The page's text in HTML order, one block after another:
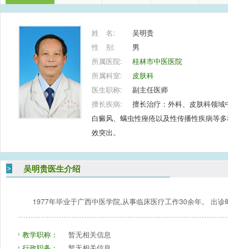
姓 名:
吴明贵
性 别:
男
所属医院:
桂林市中医医院
所属科室:
皮肤科
医生职称:
副主任医师
擅长疾病:
擅长治疗：外科、皮肤科领
白癜风、螨虫性痤疮以及性传播性疾病等
效突出。
吴明贵医生介绍
1977年毕业于广西中医学院,从事临床医疗工作30余年。 出
教学职称：
暂无相关信息